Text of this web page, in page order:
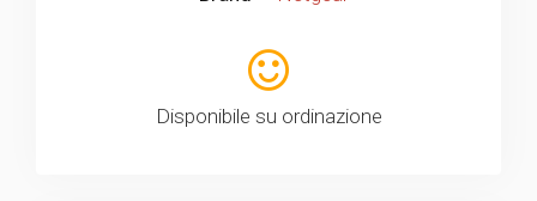
Disponibile su ordinazione